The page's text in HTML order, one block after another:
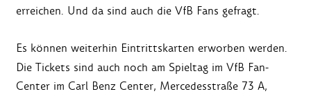
erreichen. Und da sind auch die VfB Fans gefragt.
Es können weiterhin Eintrittskarten erworben werden.
Die Tickets sind auch noch am Spieltag im VfB Fan-
Center im Carl Benz Center, Mercedesstraße 73 A,